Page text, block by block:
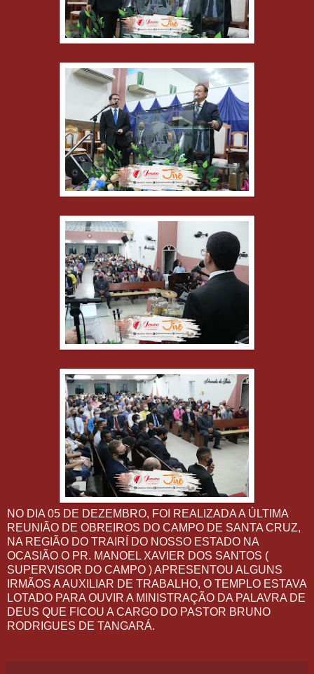
NO DIA 05 DE DEZEMBRO, FOI REALIZADA A ÚLTIMA
REUNIÃO DE OBREIROS DO CAMPO DE SANTA CRUZ,
NA REGIÃO DO TRAIRÍ DO NOSSO ESTADO NA
OCASIÃO O PR. MANOEL XAVIER DOS SANTOS (
SUPERVISOR DO CAMPO ) APRESENTOU ALGUNS
IRMÃOS A AUXILIAR DE TRABALHO, O TEMPLO ESTAVA
LOTADO PARA OUVIR A MINISTRAÇÃO DA PALAVRA DE
DEUS QUE FICOU A CARGO DO PASTOR BRUNO
RODRIGUES DE TANGARÁ.